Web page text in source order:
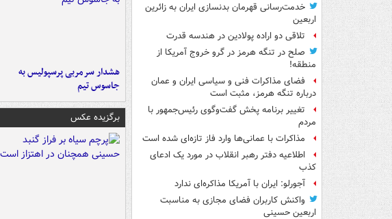
خدمت‌رسانی قهرمان بدنسازی ایران به زائرین
اربعین
تلاقی دو اراده پولادین در هندسه قدرت
صلح در تنگه هرمز در گرو خروج آمریکا از
منطقه!
فضای مذاکرات فنی و سیاسی ایران و عمان
درباره تنگه هرمز، مثبت است
تغییر برنامه پخش گفت‌وگوی رئیس‌جمهور با
مردم
مذاکرات با عمانی‌ها وارد فاز تازه‌ای شده است
اطلاعیه دفتر رهبر انقلاب در مورد یک ادعای
کذب
آجورلو: ایران با آمریکا مذاکره‌ای ندارد
واکنش کاربران فضای مجازی به مناسبت
اربعین حسینی
هشدار سرمربی پرسپولیس به
جاسوس تیم
برگزیده عکس